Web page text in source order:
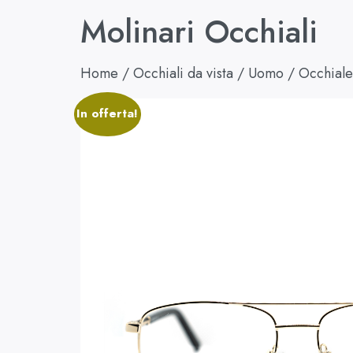
Molinari Occhiali
Home /Occhiali da vista / Uomo /
In offerta!